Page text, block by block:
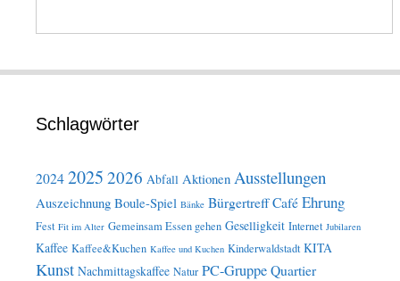
Schlagwörter
20242025 2026 Abfall Aktionen Ausstellungen
Auszeichnung Boule-Spiel Bänke BürgertreffCaféEhrung
Fest Fit im Alter Gemeinsam Essen gehen Geselligkeit Internet Jubilaren
Kaffee Kaffee&Kuchen Kaffee und Kuchen Kinderwaldstadt KITA
Kunst Nachmittagskaffee Natur PC-GruppeQuartier